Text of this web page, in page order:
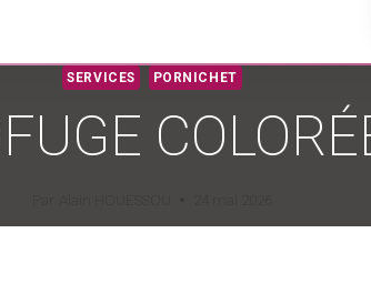
SERVICES PORNICHET